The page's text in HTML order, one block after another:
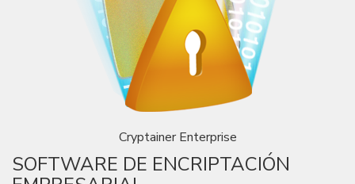
Cryptainer Enterprise
SOFTWARE DE ENCRIPTACIÓN